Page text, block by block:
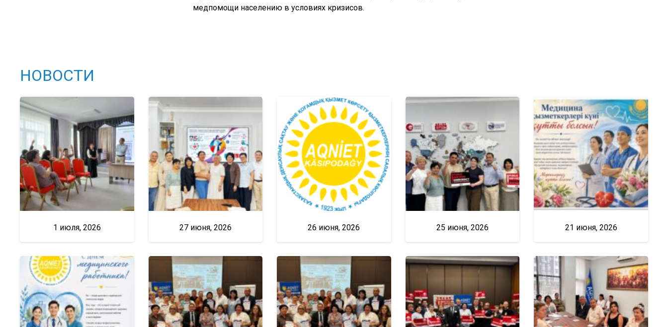
медпомощи населению в условиях кризисов.
НОВОСТИ
1 июля, 2026 27 июня, 2026 26 июня, 2026 25 июня, 2026 21 июня, 2026